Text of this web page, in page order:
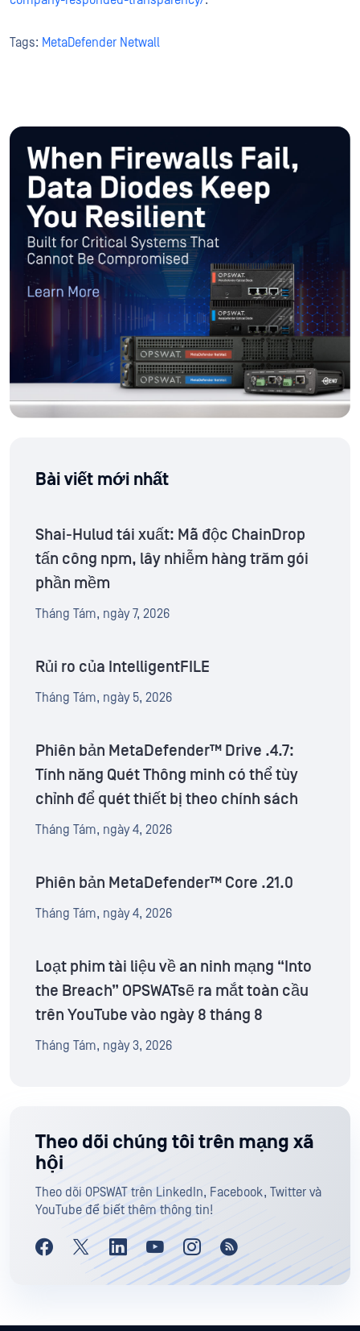
Tags: MetaDefender Netwall
Bài viết mới nhất
Shai-Hulud tái xuất: Mã độc ChainDrop
tấn công npm, lây nhiễm hàng trăm gói
phần mềm
Tháng Tám, ngày 7, 2026
Rủi ro của IntelligentFILE
Tháng Tám, ngày 5, 2026
Phiên bản MetaDefender™ Drive .4.7:
Tính năng Quét Thông minh có thể tùy
chỉnh để quét thiết bị theo chính sách
Tháng Tám, ngày 4, 2026
Phiên bản MetaDefender™ Core .21.0
Tháng Tám, ngày 4, 2026
Loạt phim tài liệu về an ninh mạng “Into
the Breach” OPSWATsẽ ra mắt toàn cầu
trên YouTube vào ngày 8 tháng 8
Tháng Tám, ngày 3, 2026
Theo dõi chúng tôi trên mạng xã
hội
Theo dõi OPSWAT trên LinkedIn, Facebook, Twitter và
YouTube để biết thêm thông tin!